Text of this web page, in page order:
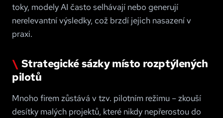
toky, modely AI často selhávají nebo generují
nerelevantní výsledky, což brzdí jejich nasazení v
praxi.
Strategické sázky místo rozptýlených
pilotů
Mnoho firem zůstává v tzv. pilotním režimu – zkouší
desítky malých projektů, které nikdy nepřerostou do